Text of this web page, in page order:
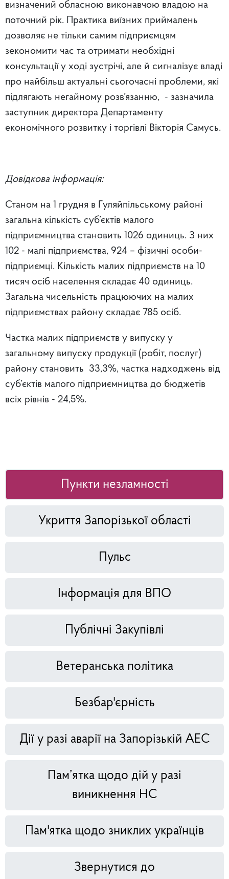
визначений обласною виконавчою владою на
поточний рік. Практика виїзних приймалень
дозволяє не тільки самим підприємцям
зекономити час та отримати необхідні
консультації у ході зустрічі, але й сигналізує владі
про найбільш актуальні сьогочасні проблеми, які
підлягають негайному розв’язанню, - зазначила
заступник директора Департаменту
економічного розвитку і торгівлі Вікторія Самусь.
Довідкова інформація:
Станом на 1 грудня в Гуляйпільському районі
загальна кількість суб’єктів малого
підприємництва становить 1026 одиниць. З них
102 - малі підприємства, 924 – фізичні особи-
підприємці. Кількість малих підприємств на 10
тисяч осіб населення складає 40 одиниць.
Загальна чисельність працюючих на малих
підприємствах району складає 785 осіб.
Частка малих підприємств у випуску у
загальному випуску продукції (робіт, послуг)
району становить 33,3%, частка надходжень від
суб’єктів малого підприємництва до бюджетів
всіх рівнів - 24,5%.
Пункти незламності
Укриття Запорізької області
Пульс
Інформація для ВПО
Публічні Закупівлі
Ветеранська політика
Безбар'єрність
Дії у разі аварії на Запорізькій АЕС
Пам’ятка щодо дій у разі
виникнення НС
Пам'ятка щодо зниклих українців
Звернутися до